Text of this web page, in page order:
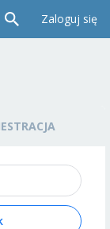
Zaloguj się